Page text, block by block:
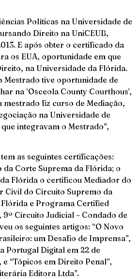
Políticas na Universidade de
Direito na UniCEUB,
E após obter o certificado da
os EUA, oportunidade em que
na Universidade da Flórida.
Mestrado tive oportunidade de
na ‘Osceola County Courthous’,
mestrado fiz curso de Mediação,
na Universidade de
integravam o Mestrado”,
as seguintes certificações:
Corte Suprema da Flórida; o
Flórida o certificou Mediador do
Civil do Circuito Supremo da
e Programa Certified
9º Circuito Judicial – Condado de
os seguintes artigos: “O Novo
um Desafio de Imprensa”,
Portugal Digital em 22 de
“Tópicos em Direito Penal”,
Editora Ltda”.